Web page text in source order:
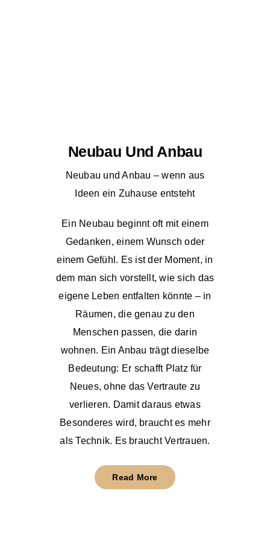
Neubau Und Anbau
Neubau und Anbau – wenn aus
Ideen ein Zuhause entsteht
Ein Neubau beginnt oft mit einem
Gedanken, einem Wunsch oder
einem Gefühl. Es ist der Moment, in
dem man sich vorstellt, wie sich das
eigene Leben entfalten könnte – in
Räumen, die genau zu den
Menschen passen, die darin
wohnen. Ein Anbau trägt dieselbe
Bedeutung: Er schafft Platz für
Neues, ohne das Vertraute zu
verlieren. Damit daraus etwas
Besonderes wird, braucht es mehr
als Technik. Es braucht Vertrauen.
Read More